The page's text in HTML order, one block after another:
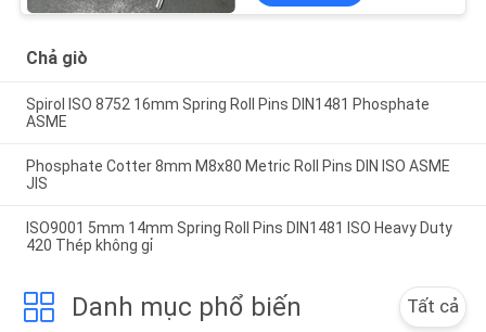
Chả giò
Spirol ISO 8752 16mm Spring Roll Pins DIN1481 Phosphate
ASME
Phosphate Cotter 8mm M8x80 Metric Roll Pins DIN ISO ASME
JIS
ISO9001 5mm 14mm Spring Roll Pins DIN1481 ISO Heavy Duty
420 Thép không gỉ
Danh mục phổ biến Tất cả